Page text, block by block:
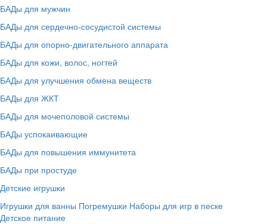
БАДы для мужчин
БАДы для сердечно-сосудистой системы
БАДы для опорно-двигательного аппарата
БАДы для кожи, волос, ногтей
БАДы для улучшения обмена веществ
БАДы для ЖКТ
БАДы для мочеполовой системы
БАДы успокаивающие
БАДы для повышения иммунитета
БАДы при простуде
Детские игрушки
Игрушки для ванны Погремушки Наборы для игр в песке
Детское питание